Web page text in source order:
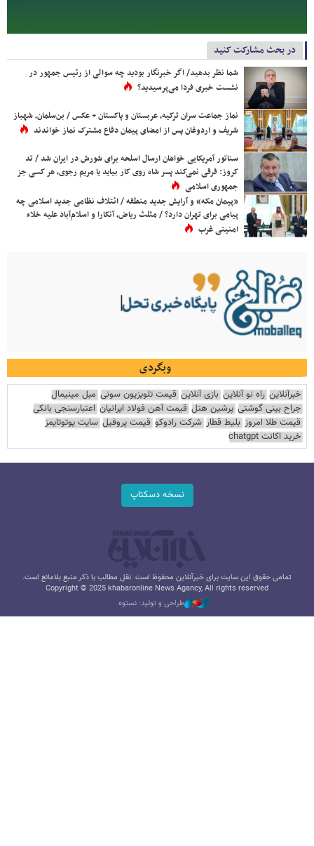
در بحث مشارکت کنید
شما نظر بدهید/ اگر خبرنگار بودید چه سوالی از رئیس جمهور در
نشست خبری فردا می‌پرسیدید؟
نماز جماعت سران ترکیه، عربستان و پاکستان + عکس / بن‌سلمان، شهباز
شریف و اردوغان پس از امضای پیمان دفاع مشترک نماز خواندند
سناتور آمریکایی خواهان ارسال اسلحه برای شورش در ایران شد / تد
کروز: فرقی نمی‌کند پسر شاه روی کار بیاید یا مریم رجوی، هر کسی جز
جمهوری اسلامی
«پیمان مکه» و آرایش جدید منطقه / ائتلاف نظامی جدید اسلامی چه
پیامی برای تهران دارد؟ / مثلث ریاض، آنکارا و اسلام‌آباد علیه خلاء
امنیتی غرب
وبگردی
خبرآنلاین راه نو آنلاین بازی آنلاین قیمت تلویزیون سونی مبل مینیمال
جراح بینی گوشتی پرشین هتل قیمت آهن فولاد ایرانیان اعتبارسنجی بانکی
قیمت طلا امروز بلیط قطار شرکت رادوکو قیمت پروفیل سایت یوتوتایمز
خرید اکانت chatgpt
نسخه دسکتاپ
تمامی حقوق این سایت برای خبرآنلاین محفوظ است. نقل مطالب با ذکر منبع بلامانع است.
Copyright © 2025 khabaronline News Agancy, All rights reserved
طراحی و تولید: نستوه